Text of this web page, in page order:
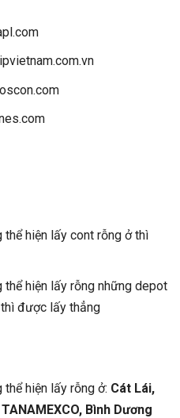
thể hiện lấy cont rỗng ở thì
thể hiện lấy rỗng những depot
được lấy thẳng
thể hiện lấy rỗng ở: Cát Lái,
Bình Dương